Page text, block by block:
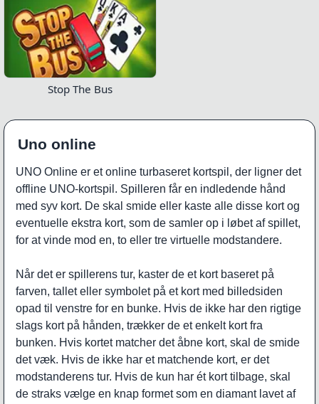
Stop The Bus
Uno online
UNO Online er et online turbaseret kortspil, der ligner det
offline UNO-kortspil. Spilleren får en indledende hånd
med syv kort. De skal smide eller kaste alle disse kort og
eventuelle ekstra kort, som de samler op i løbet af spillet,
for at vinde mod en, to eller tre virtuelle modstandere.
Når det er spillerens tur, kaster de et kort baseret på
farven, tallet eller symbolet på et kort med billedsiden
opad til venstre for en bunke. Hvis de ikke har den rigtige
slags kort på hånden, trækker de et enkelt kort fra
bunken. Hvis kortet matcher det åbne kort, skal de smide
det væk. Hvis de ikke har et matchende kort, er det
modstanderens tur. Hvis de kun har ét kort tilbage, skal
de straks vælge en knap formet som en diamant lavet af